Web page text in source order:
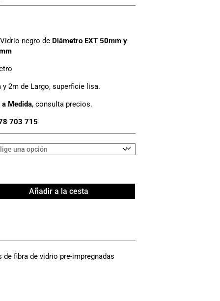
negro de Diámetro EXT 50mm y
2m de Largo, superficie lisa.
Medida, consulta precios.
703 715
Añadir a la cesta
fibra de vidrio pre-impregnadas